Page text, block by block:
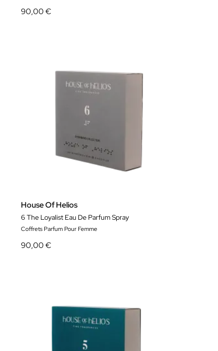
90,00 €
House Of Helios
6 The Loyalist Eau De Parfum Spray
Coffrets Parfum Pour Femme
90,00 €